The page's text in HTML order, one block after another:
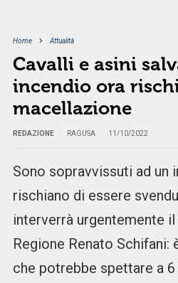
Home Attualità
Cavalli e asini
incendio ora
macellazione
REDAZIONE RAGUSA 11/10/2022
Sono sopravvissuti ad un
rischiano di essere
interverrà urgentemente
Regione Renato
che potrebbe spettare a